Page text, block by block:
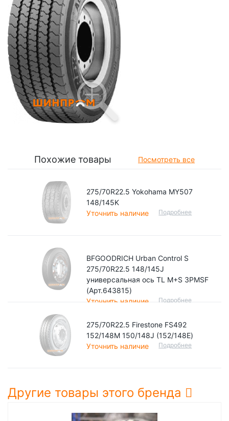
Похожие товары Посмотреть все
275/70R22.5 Yokohama MY507
148/145K
Уточнить наличие
Подробнее
BFGOODRICH Urban Control S
275/70R22.5 148/145J
универсальная ось TL M+S 3PMSF
(Арт.643815)
Уточнить наличие
Подробнее
275/70R22.5 Firestone FS492
152/148M 150/148J (152/148Е)
Уточнить наличие
Подробнее
Другие товары этого бренда